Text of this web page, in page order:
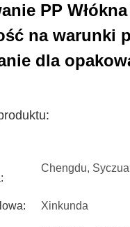
PP
na warunki
dla
Chengdu,
Xinkunda